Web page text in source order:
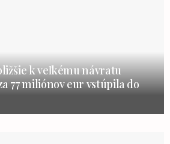
k veľkému návratu
77 miliónov eur vstúpila do